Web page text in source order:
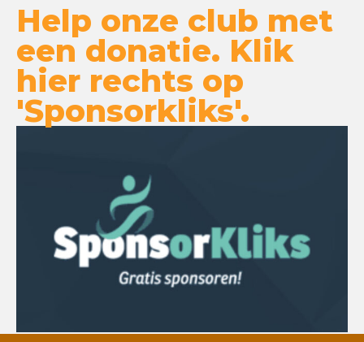
Help onze club met
een donatie. Klik
hier rechts op
'Sponsorkliks'.